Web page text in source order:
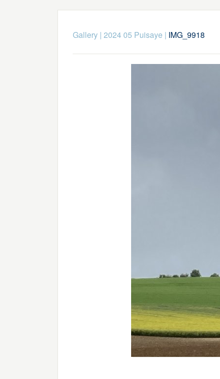
Gallery| 2024 05 Puisaye | IMG_9918